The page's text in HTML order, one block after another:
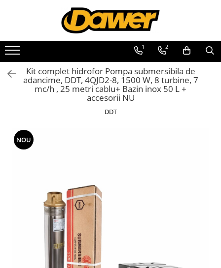
Toate Produsele
Pompe apă și Hidrofoare
Pompe submersibile
Hidrofoare
Pompe recirculare
Motopompe
Scule și Unelte electrice
Masini de gaurit
Accesorii masini de gaurit
Masini de gaurit si insurubat
Circulare si fierastraie electrice
Masini de slefuit si polisat
1 2
Kit complet hidrofor Pompa submersibila de
adancime, DDT, 4QJD2-8, 1500 W, 8 turbine, 7
mc/h , 25 metri cablu+ Bazin inox 50 L +
accesorii NU
DDT
NOU